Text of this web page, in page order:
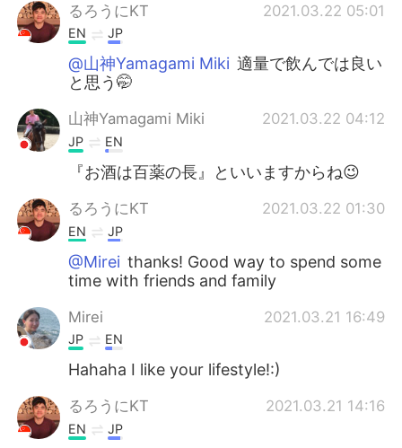
るろうにKT
2021.03.22 05:01
EN JP
@山神Yamagami Miki 適量で飲んでは良い
と思う🤭
山神Yamagami Miki 2021.03.22 04:12
JP EN
『お酒は百薬の長』といいますからね😉
るろうにKT 2021.03.22 01:30
EN JP
@Mirei thanks! Good way to spend some
time with friends and family
Mirei 2021.03.21 16:49
JP EN
Hahaha I like your lifestyle!:)
るろうにKT 2021.03.21 14:16
EN JP